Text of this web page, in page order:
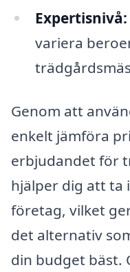
Expertisnivå:
variera
Genom att
enkelt jämföra
erbjudandet för
hjälper dig att ta
företag, vilket
det alternativ
din budget bäst.